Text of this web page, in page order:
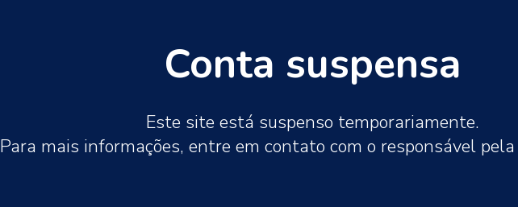
Conta suspensa
Este site está suspenso temporariamente.
Para mais informações, entre em contato com o responsável